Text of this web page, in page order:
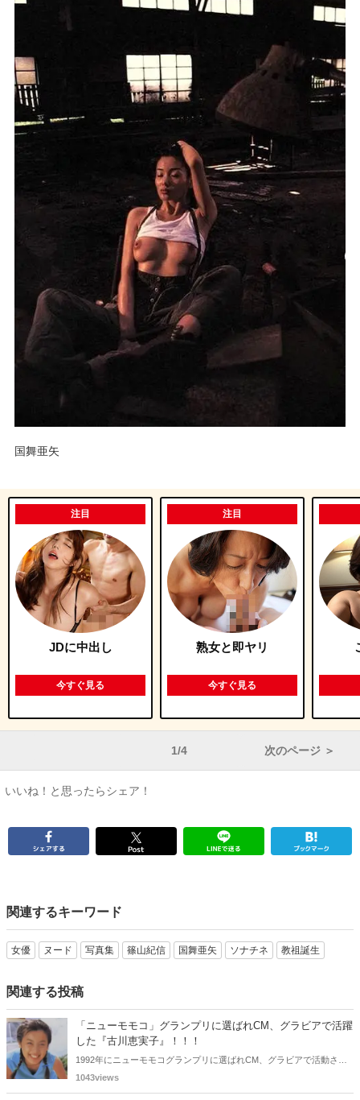
国舞亜矢
注目
JDに中出し
今すぐ見る
注目
熟女と即ヤリ
今すぐ見る
1/4 次のページ ＞
いいね！と思ったらシェア！
関連するキーワード
女優 ヌード 写真集 篠山紀信 国舞亜矢 ソナチネ 教祖誕生
関連する投稿
「ニューモモコ」グランプリに選ばれCM、グラビアで活躍
した『古川恵実子』！！！
1992年にニューモモコグランプリに選ばれCM、グラビアで活動され
ていた古川恵実子さん。2010年3月頃まではラジオDJを担当されてい
1043views